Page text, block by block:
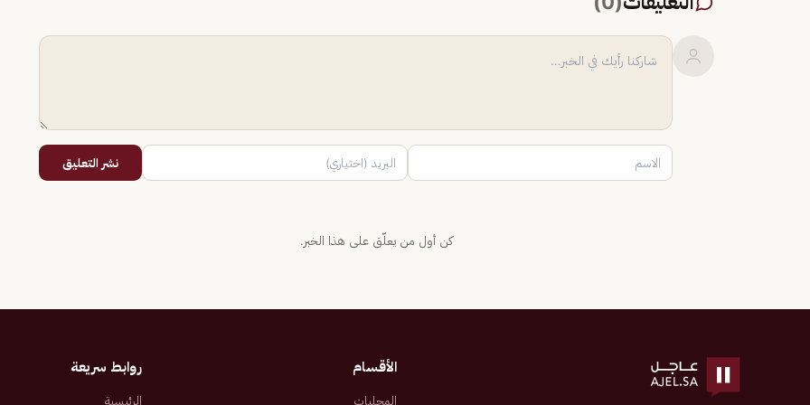
نشر التعليق
كن أول من يعلّق على هذا الخبر.
الأقسام
المحليات
روابط سريعة
الرئيسية